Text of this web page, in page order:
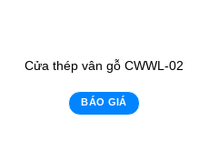
Cửa thép vân gỗ CWWL-02
BÁO GIÁ